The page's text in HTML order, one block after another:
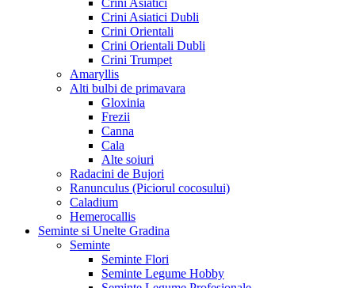
Crini Asiatici
Crini Asiatici Dubli
Crini Orientali
Crini Orientali Dubli
Crini Trumpet
Amaryllis
Alti bulbi de primavara
Gloxinia
Frezii
Canna
Cala
Alte soiuri
Radacini de Bujori
Ranunculus (Piciorul cocosului)
Caladium
Hemerocallis
Seminte si Unelte Gradina
Seminte
Seminte Flori
Seminte Legume Hobby